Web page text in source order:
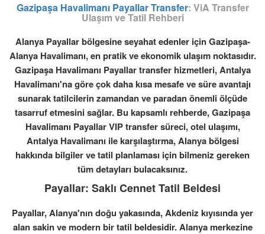
Gazipaşa Havalimanı Payallar Transfer: ViA Transfer
Ulaşım ve Tatil Rehberi
Alanya Payallar bölgesine seyahat edenler için Gazipaşa-
Alanya Havalimanı, en pratik ve ekonomik ulaşım noktasıdır.
Gazipaşa Havalimanı Payallar transfer hizmetleri, Antalya
Havalimanı'na göre çok daha kısa mesafe ve süre avantajı
sunarak tatilcilerin zamandan ve paradan önemli ölçüde
tasarruf etmesini sağlar. Bu kapsamlı rehberde, Gazipaşa
Havalimanı Payallar VIP transfer süreci, otel ulaşımı,
Antalya Havalimanı ile karşılaştırma, Alanya bölgesi
hakkında bilgiler ve tatil planlaması için bilmeniz gereken
tüm detayları bulacaksınız.
Payallar: Saklı Cennet Tatil Beldesi
Payallar, Alanya'nın doğu yakasında, Akdeniz kıyısında yer
alan sakin ve modern bir tatil beldesidir. Alanya merkezine